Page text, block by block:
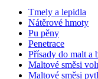
Tmely a lepidla
Nátěrové hmoty
Pu pěny
Penetrace
Přísady do malt a
Maltové směsi
Maltové směsi